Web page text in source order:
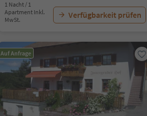
1 Nacht / 1
Apartment Inkl.
MwSt.
Verfügbarkeit prüfen
Auf Anfrage